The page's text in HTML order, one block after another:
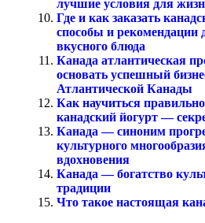
лучшие условия для
Где и как заказать
способы и рекомендации
вкусного блюда
Канада атлантическая
основать успешный
Атлантической Канады
Как научиться
канадский йогурт —
Канада — синоним
культурного
вдохновения
Канада — богатство
традиции
Что такое настоящая